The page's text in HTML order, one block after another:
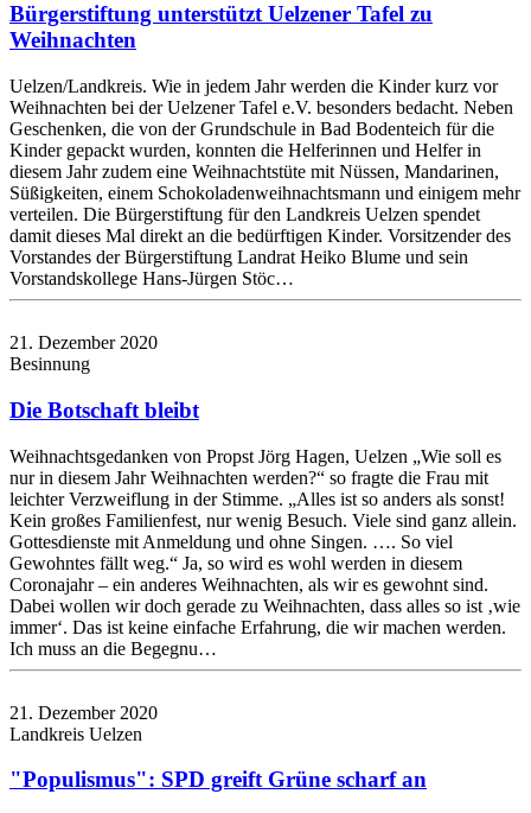
Bürgerstiftung unterstützt Uelzener Tafel zu
Weihnachten
Uelzen/Landkreis. Wie in jedem Jahr werden die Kinder kurz vor
Weihnachten bei der Uelzener Tafel e.V. besonders bedacht. Neben
Geschenken, die von der Grundschule in Bad Bodenteich für die
Kinder gepackt wurden, konnten die Helferinnen und Helfer in
diesem Jahr zudem eine Weihnachtstüte mit Nüssen, Mandarinen,
Süßigkeiten, einem Schokoladenweihnachtsmann und einigem mehr
verteilen. Die Bürgerstiftung für den Landkreis Uelzen spendet
damit dieses Mal direkt an die bedürftigen Kinder. Vorsitzender des
Vorstandes der Bürgerstiftung Landrat Heiko Blume und sein
Vorstandskollege Hans-Jürgen Stöc…
21. Dezember 2020
Besinnung
Die Botschaft bleibt
Weihnachtsgedanken von Propst Jörg Hagen, Uelzen „Wie soll es
nur in diesem Jahr Weihnachten werden?“ so fragte die Frau mit
leichter Verzweiflung in der Stimme. „Alles ist so anders als sonst!
Kein großes Familienfest, nur wenig Besuch. Viele sind ganz allein.
Gottesdienste mit Anmeldung und ohne Singen. …. So viel
Gewohntes fällt weg.“ Ja, so wird es wohl werden in diesem
Coronajahr – ein anderes Weihnachten, als wir es gewohnt sind.
Dabei wollen wir doch gerade zu Weihnachten, dass alles so ist ‚wie
immer‘. Das ist keine einfache Erfahrung, die wir machen werden.
Ich muss an die Begegnu…
21. Dezember 2020
Landkreis Uelzen
"Populismus": SPD greift Grüne scharf an